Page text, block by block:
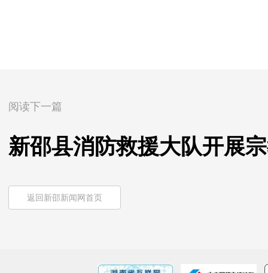
阅读下一篇
新邵县消防救援大队开展
返回新邵新闻网首页